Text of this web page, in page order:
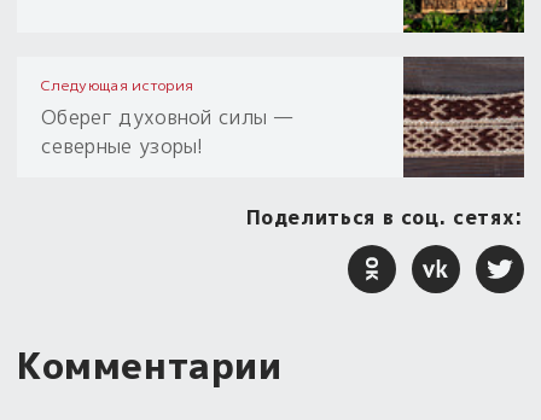
Следующая история
Оберег духовной силы —
северные узоры!
Поделиться в соц. сетях:
Комментарии